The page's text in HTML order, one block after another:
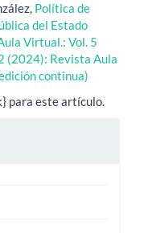
Política de
del Estado
Virtual.: Vol. 5
(2024): Revista Aula
continua)
para este artículo.